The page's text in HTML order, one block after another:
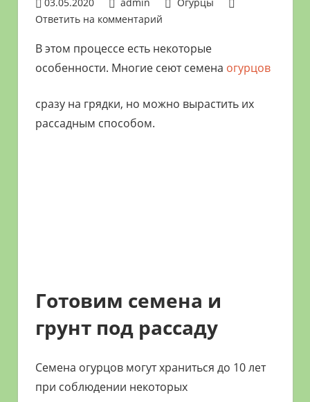
растениями
цветами.
Поможем
обустройстве
дачного
Ответить на комментарий
В этом процессе есть некоторые
особенности. Многие сеют семена огурцов
сразу на грядки, но можно вырастить их
рассадным способом.
Готовим семена и
грунт под рассаду
Семена огурцов могут храниться до 10 лет
при соблюдении некоторых